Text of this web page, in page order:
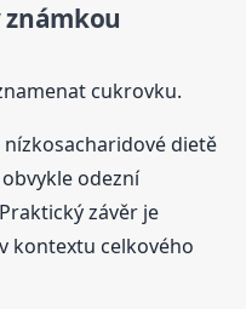
známkou
cukrovku.
dietě
odezní
závěr je
kontextu celkového